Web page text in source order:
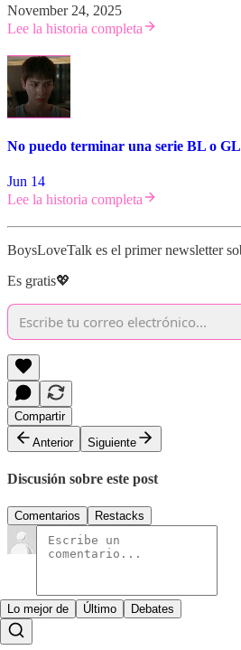
November 24, 2025
Lee la historia completa
No puedo terminar una serie BL o
Jun 14
Lee la historia completa
BoysLoveTalk es el primer newsletter
Es gratis💖
Compartir
Anterior
Siguiente
Discusión sobre este post
Comentarios Restacks
Lo mejor de Último Debates